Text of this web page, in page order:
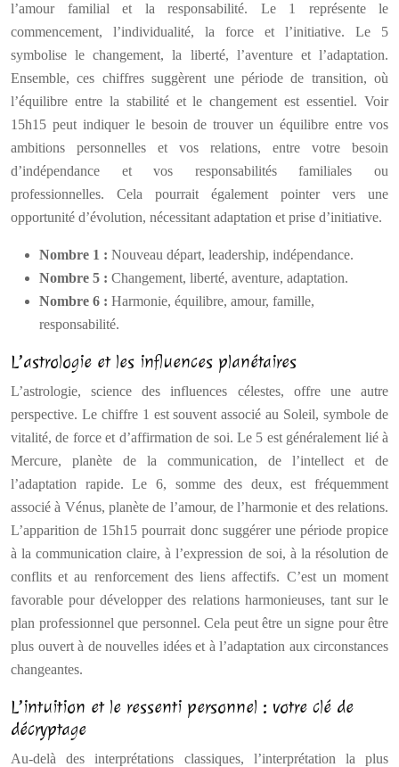
l’amour familial et la responsabilité. Le 1 représente le
commencement, l’individualité, la force et l’initiative. Le 5
symbolise le changement, la liberté, l’aventure et l’adaptation.
Ensemble, ces chiffres suggèrent une période de transition, où
l’équilibre entre la stabilité et le changement est essentiel. Voir
15h15 peut indiquer le besoin de trouver un équilibre entre vos
ambitions personnelles et vos relations, entre votre besoin
d’indépendance et vos responsabilités familiales ou
professionnelles. Cela pourrait également pointer vers une
opportunité d’évolution, nécessitant adaptation et prise d’initiative.
Nombre 1 : Nouveau départ, leadership, indépendance.
Nombre 5 : Changement, liberté, aventure, adaptation.
Nombre 6 : Harmonie, équilibre, amour, famille,
responsabilité.
L’astrologie et les influences planétaires
L’astrologie, science des influences célestes, offre une autre
perspective. Le chiffre 1 est souvent associé au Soleil, symbole de
vitalité, de force et d’affirmation de soi. Le 5 est généralement lié à
Mercure, planète de la communication, de l’intellect et de
l’adaptation rapide. Le 6, somme des deux, est fréquemment
associé à Vénus, planète de l’amour, de l’harmonie et des relations.
L’apparition de 15h15 pourrait donc suggérer une période propice
à la communication claire, à l’expression de soi, à la résolution de
conflits et au renforcement des liens affectifs. C’est un moment
favorable pour développer des relations harmonieuses, tant sur le
plan professionnel que personnel. Cela peut être un signe pour être
plus ouvert à de nouvelles idées et à l’adaptation aux circonstances
changeantes.
L’intuition et le ressenti personnel : votre clé de
décryptage
Au-delà des interprétations classiques, l’interprétation la plus